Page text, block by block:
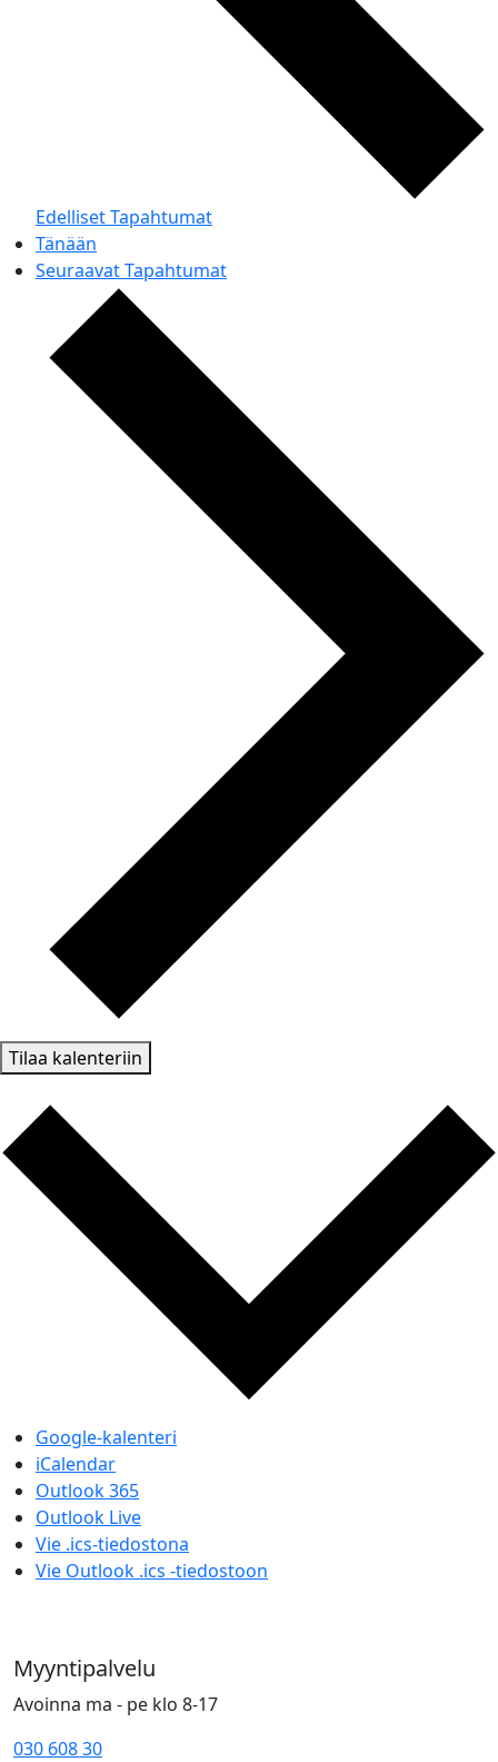
EdellisetTapahtumat
Tänään
SeuraavatTapahtumat
Tilaa kalenteriin
Google-kalenteri
iCalendar
Outlook 365
Outlook Live
Vie .ics-tiedostona
Vie Outlook .ics -tiedostoon
Myyntipalvelu
Avoinna ma - pe klo 8-17
030 608 30